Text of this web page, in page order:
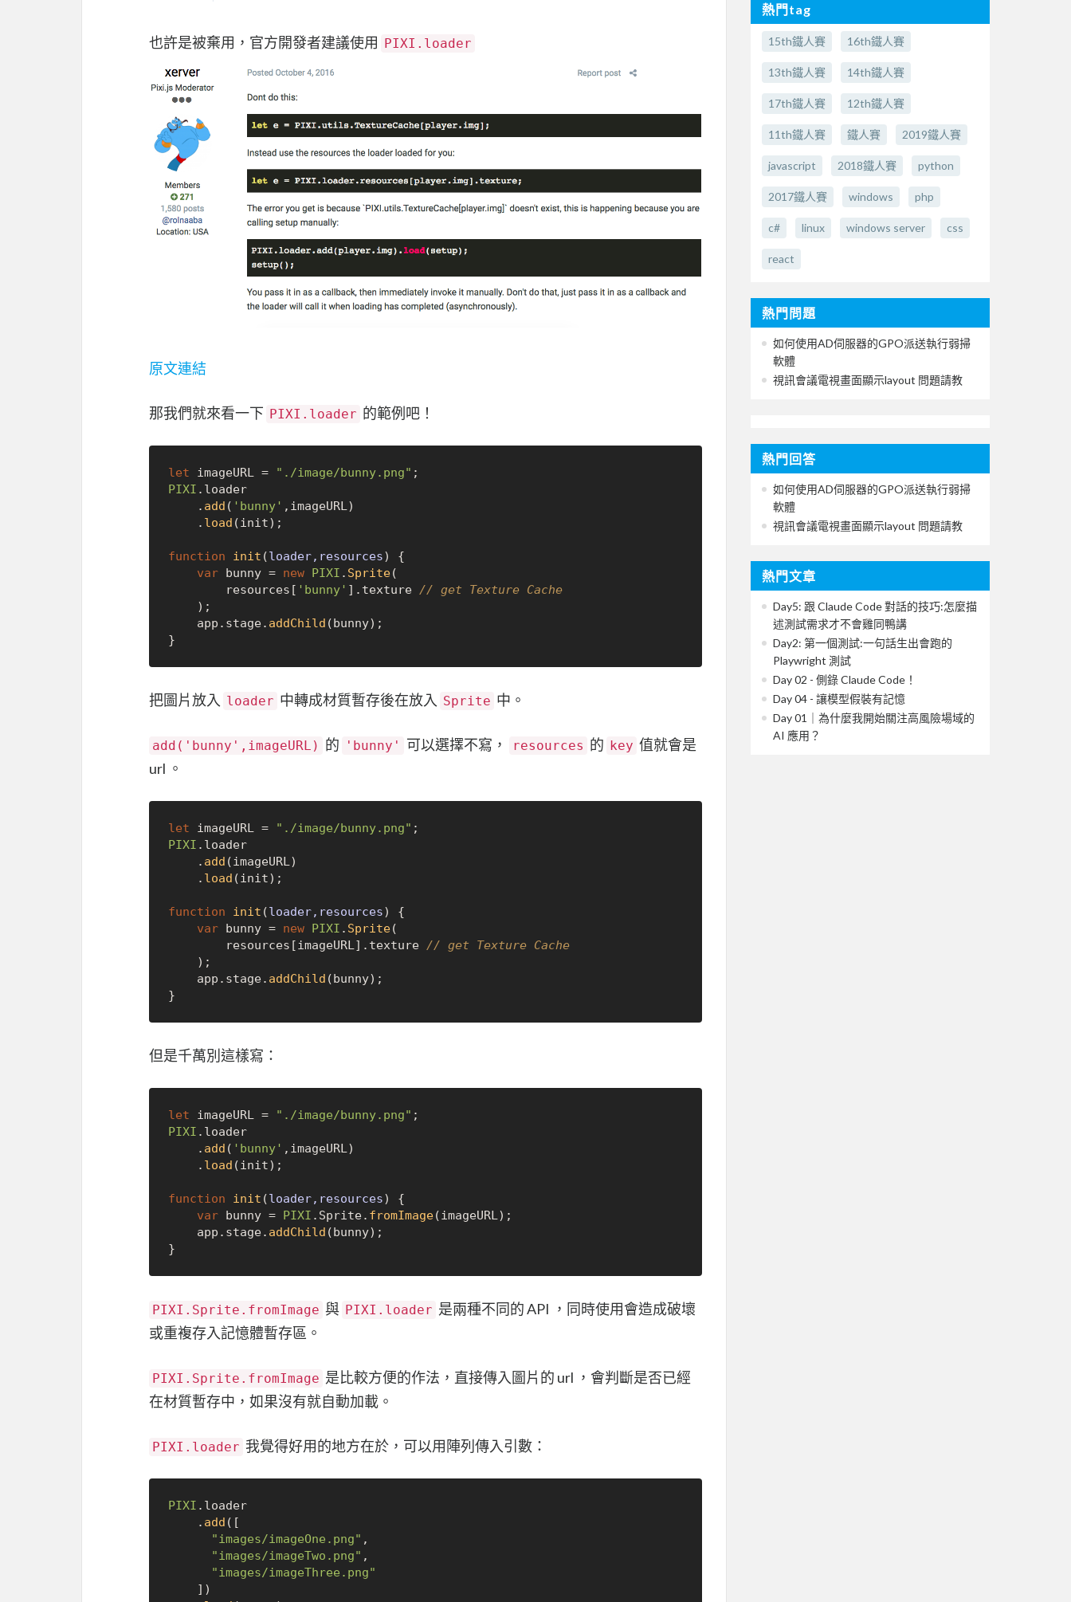
也許是被棄用，官方開發者建議使用 PIXI.loader
原文連結
那我們就來看一下 PIXI.loader 的範例吧！
let imageURL = "./image/bunny.png"
PIXI . loader
    .
add ( 'bunny' ,imageURL)
    .
load (init);
function init (loader,resources) {
var bunny = new PIXI . Sprite(
        resources[
'bunny' ]. texture // get Texture Cache
    app.
stage. addChild (bunny);
把圖片放入 loader 中轉成材質暫存後在放入 Sprite 中。
add('bunny',imageURL) 的 'bunny' 可以選擇不寫， resources 的 key 值就會是
url 。
let imageURL = "./image/bunny.png"
PIXI . loader
    .
add (imageURL)
    .
load (init);
function init (loader,resources) {
var bunny = new PIXI . Sprite(
        resources[imageURL].
texture // get Texture Cache
    app.
stage. addChild (bunny);
但是千萬別這樣寫：
let imageURL = "./image/bunny.png"
PIXI . loader
    .
add ( 'bunny' ,imageURL)
    .
load (init);
function init (loader,resources) {
var bunny = PIXI . Sprite. fromImage(imageURL);
    app.
stage. addChild (bunny);
PIXI.Sprite.fromImage 與 PIXI.loader 是兩種不同的 API ，同時使用會造成破壞
或重複存入記憶體暫存區。
PIXI.Sprite.fromImage 是比較方便的作法，直接傳入圖片的 url ，會判斷是否已經
在材質暫存中，如果沒有就自動加載。
PIXI.loader 我覺得好用的地方在於，可以用陣列傳入引數：
PIXI . loader
    .
add ([
"images/imageOne.png" ,
"images/imageTwo.png" ,
"images/imageThree.png"
熱門tag
15th鐵人賽 16th鐵人賽
13th鐵人賽 14th鐵人賽
17th鐵人賽 12th鐵人賽
11th鐵人賽 鐵人賽 2019鐵人賽
javascript 2018鐵人賽 python
2017鐵人賽 windows php
c# linux windows server css
react
熱門問題
如何使用AD伺服器的GPO派送執行弱掃
軟體
視訊會議電視畫面顯示layout 問題請教
熱門回答
如何使用AD伺服器的GPO派送執行弱掃
軟體
視訊會議電視畫面顯示layout 問題請教
熱門文章
Day5: 跟 Claude Code 對話的技巧:怎麼描
述測試需求才不會雞同鴨講
Day2: 第一個測試:一句話生出會跑的
Playwright 測試
Day 02 - 側錄 Claude Code！
Day 04 - 讓模型假裝有記憶
Day 01｜為什麼我開始關注高風險場域的
AI 應用？